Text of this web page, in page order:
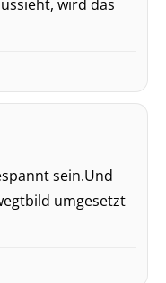
wird das
sein.Und
umgesetzt